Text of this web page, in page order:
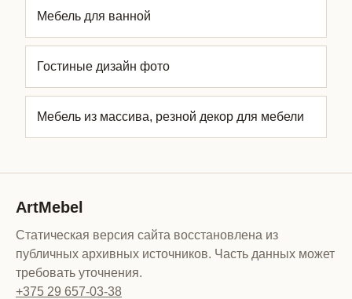
Мебель для ванной
Гостиные дизайн фото
Мебель из массива, резной декор для мебели
ArtMebel
Статическая версия сайта восстановлена из
публичных архивных источников. Часть данных может
требовать уточнения.
+375 29 657-03-38